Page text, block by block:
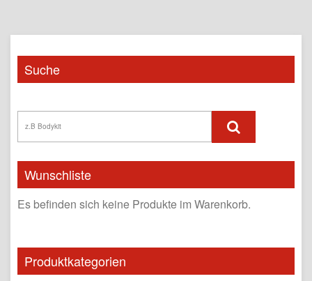
Suche
Wunschliste
Es befinden sich keine Produkte im Warenkorb.
Produktkategorien